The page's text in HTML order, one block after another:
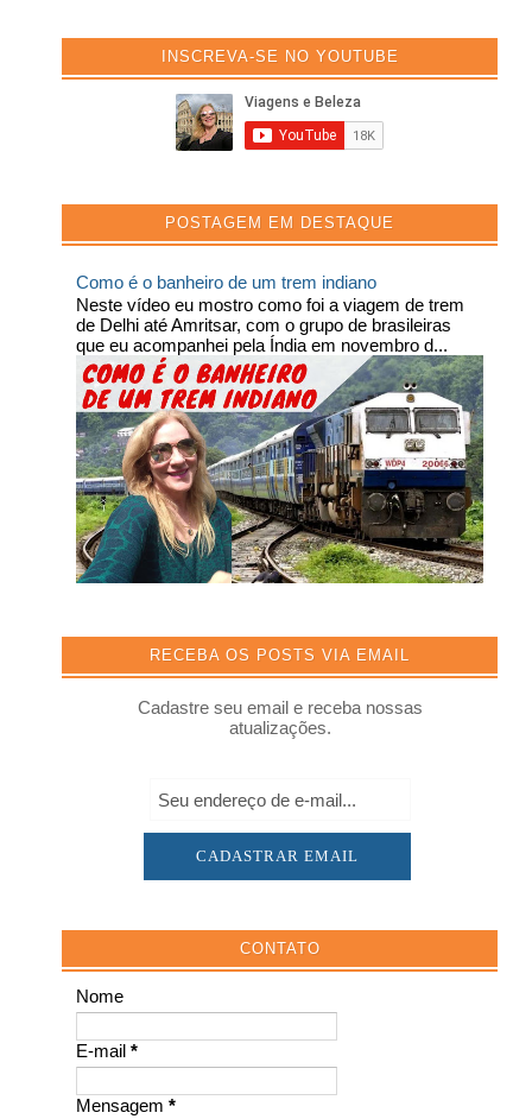
INSCREVA-SE NO YOUTUBE
POSTAGEM EM DESTAQUE
Como é o banheiro de um trem indiano
Neste vídeo eu mostro como foi a viagem de trem
de Delhi até Amritsar, com o grupo de brasileiras
que eu acompanhei pela Índia em novembro d...
RECEBA OS POSTS VIA EMAIL
Cadastre seu email e receba nossas
atualizações.
CONTATO
Nome
E-mail*
Mensagem*